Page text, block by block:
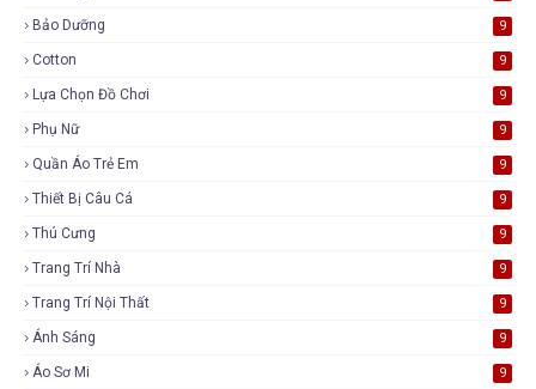
Bảo Dưỡng 9
Cotton 9
Lựa Chọn Đồ Chơi 9
Phụ Nữ 9
Quần Áo Trẻ Em 9
Thiết Bị Câu Cá 9
Thú Cưng 9
Trang Trí Nhà 9
Trang Trí Nội Thất 9
Ánh Sáng 9
Áo Sơ Mi 9